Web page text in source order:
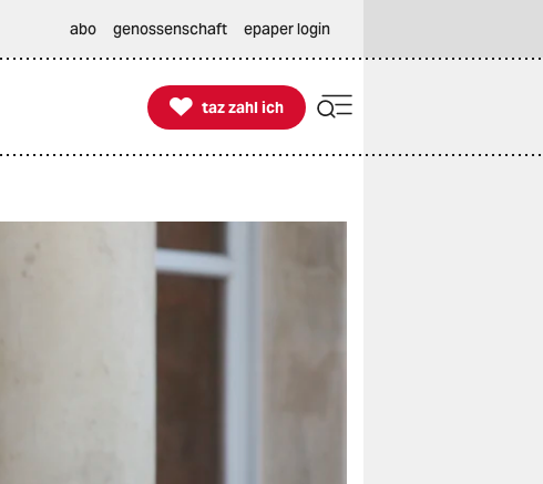
abo genossenschaft epaper login

taz zahl ich
taz zahl ich